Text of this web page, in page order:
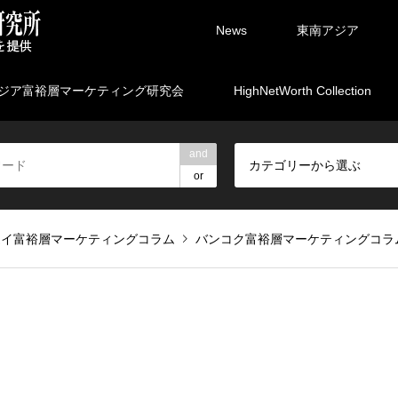
News 東南アジア
ア富裕層マーケティング研究会 HighNetWorth Collection
and
or
カテゴリーから選ぶ
富裕層マーケティングコラム バンコク富裕層マーケティングコラ